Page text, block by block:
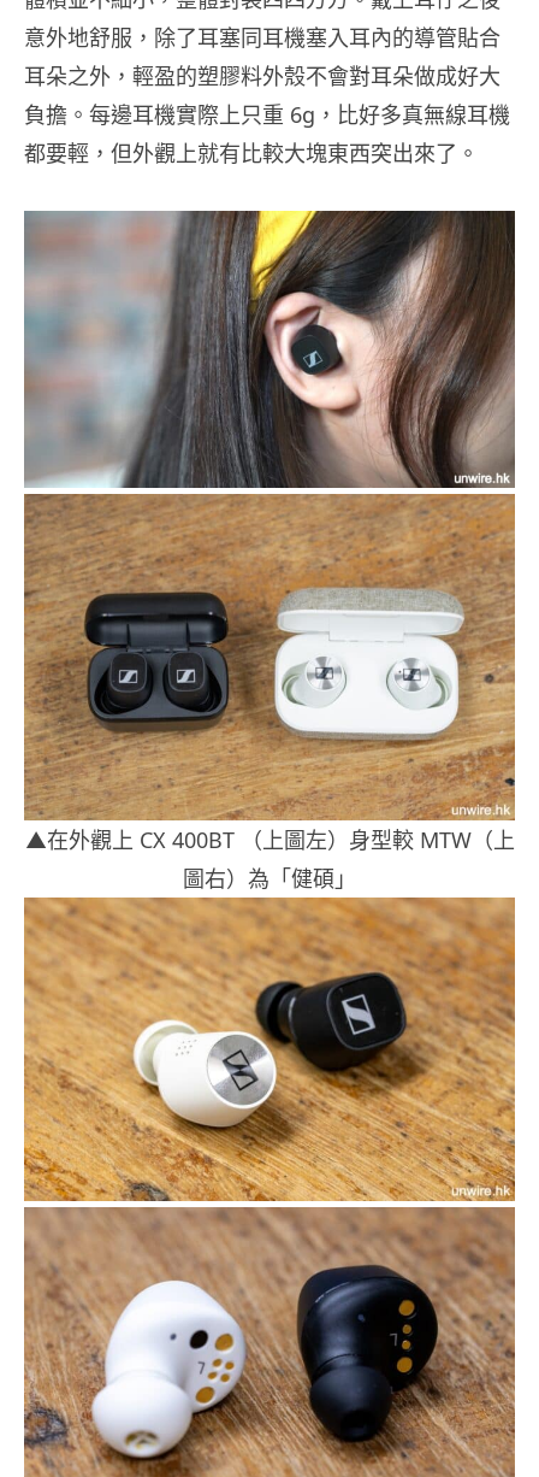
意外地舒服，除了耳塞同耳機塞入耳內的導管貼合
耳朵之外，輕盈的塑膠料外殼不會對耳朵做成好大
負擔。每邊耳機實際上只重 6g，比好多真無線耳機
都要輕，但外觀上就有比較大塊東西突出來了。
▲在外觀上 CX 400BT （上圖左）身型較 MTW（上
圖右）為「健碩」